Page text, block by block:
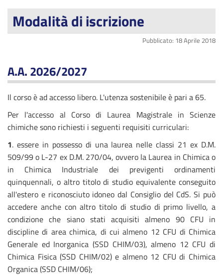
Modalità di iscrizione
Pubblicato: 18 Aprile 2018
A.A. 2026/2027
Il corso è ad accesso libero. L'utenza sostenibile è pari a 65.
Per l'accesso al Corso di Laurea Magistrale in Scienze
chimiche sono richiesti i seguenti requisiti curriculari:
1. essere in possesso di una laurea nelle classi 21 ex D.M.
509/99 o L-27 ex D.M. 270/04, ovvero la Laurea in Chimica o
in Chimica Industriale dei previgenti ordinamenti
quinquennali, o altro titolo di studio equivalente conseguito
all'estero e riconosciuto idoneo dal Consiglio del CdS. Si può
accedere anche con altro titolo di studio di primo livello, a
condizione che siano stati acquisiti almeno 90 CFU in
discipline di area chimica, di cui almeno 12 CFU di Chimica
Generale ed Inorganica (SSD CHIM/03), almeno 12 CFU di
Chimica Fisica (SSD CHIM/02) e almeno 12 CFU di Chimica
Organica (SSD CHIM/06);